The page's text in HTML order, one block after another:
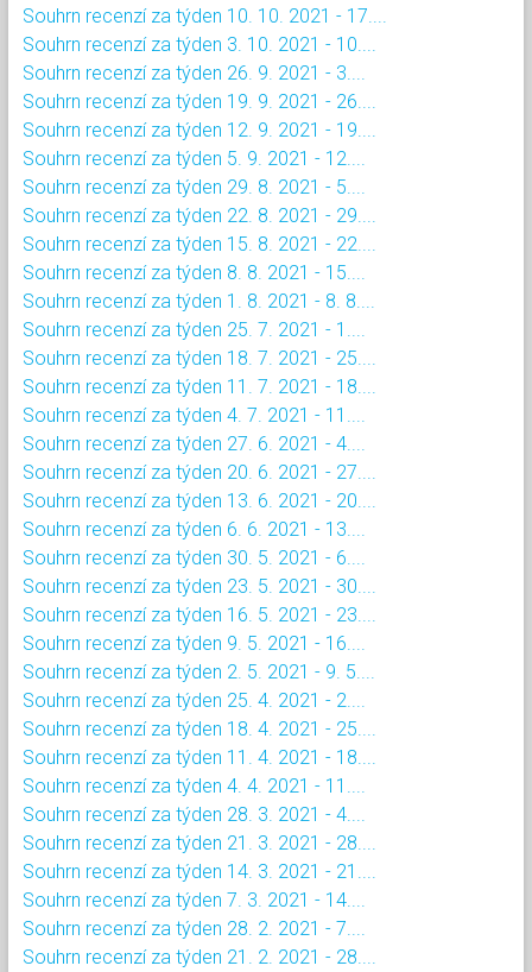
Souhrn recenzí za týden 10. 10. 2021 - 17....
Souhrn recenzí za týden 3. 10. 2021 - 10....
Souhrn recenzí za týden 26. 9. 2021 - 3....
Souhrn recenzí za týden 19. 9. 2021 - 26....
Souhrn recenzí za týden 12. 9. 2021 - 19....
Souhrn recenzí za týden 5. 9. 2021 - 12....
Souhrn recenzí za týden 29. 8. 2021 - 5....
Souhrn recenzí za týden 22. 8. 2021 - 29....
Souhrn recenzí za týden 15. 8. 2021 - 22....
Souhrn recenzí za týden 8. 8. 2021 - 15....
Souhrn recenzí za týden 1. 8. 2021 - 8. 8....
Souhrn recenzí za týden 25. 7. 2021 - 1....
Souhrn recenzí za týden 18. 7. 2021 - 25....
Souhrn recenzí za týden 11. 7. 2021 - 18....
Souhrn recenzí za týden 4. 7. 2021 - 11....
Souhrn recenzí za týden 27. 6. 2021 - 4....
Souhrn recenzí za týden 20. 6. 2021 - 27....
Souhrn recenzí za týden 13. 6. 2021 - 20....
Souhrn recenzí za týden 6. 6. 2021 - 13....
Souhrn recenzí za týden 30. 5. 2021 - 6....
Souhrn recenzí za týden 23. 5. 2021 - 30....
Souhrn recenzí za týden 16. 5. 2021 - 23....
Souhrn recenzí za týden 9. 5. 2021 - 16....
Souhrn recenzí za týden 2. 5. 2021 - 9. 5....
Souhrn recenzí za týden 25. 4. 2021 - 2....
Souhrn recenzí za týden 18. 4. 2021 - 25....
Souhrn recenzí za týden 11. 4. 2021 - 18....
Souhrn recenzí za týden 4. 4. 2021 - 11....
Souhrn recenzí za týden 28. 3. 2021 - 4....
Souhrn recenzí za týden 21. 3. 2021 - 28....
Souhrn recenzí za týden 14. 3. 2021 - 21....
Souhrn recenzí za týden 7. 3. 2021 - 14....
Souhrn recenzí za týden 28. 2. 2021 - 7....
Souhrn recenzí za týden 21. 2. 2021 - 28....